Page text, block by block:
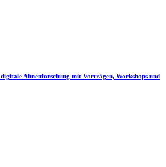
Ahnenforschung mit Vorträgen, Workshops und